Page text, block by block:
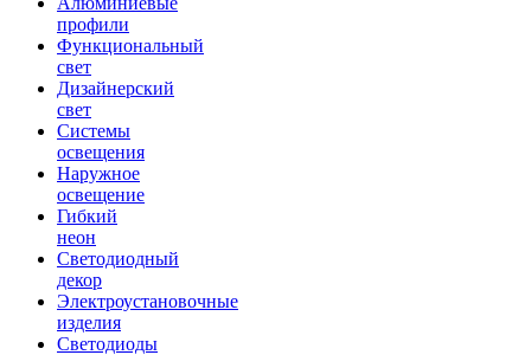
профили
Функциональный
свет
Дизайнерский
свет
Системы
освещения
Наружное
освещение
Гибкий
неон
Светодиодный
декор
Электроустановочные
изделия
Светодиоды